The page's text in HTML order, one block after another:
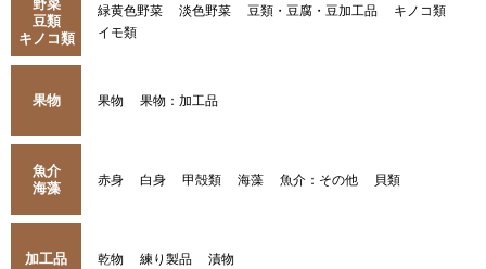
野菜
豆類
キノコ類
緑黄色野菜 淡色野菜 豆類・豆腐・豆加工品
キノコ類
イモ類
果物 果物 果物：加工品
魚介
海藻
赤身 白身 甲殻類 海藻 魚介：その他 貝類
加工品 乾物 練り製品 漬物